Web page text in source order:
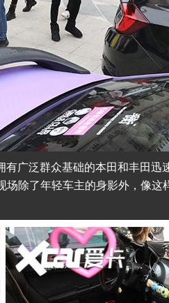
广泛群众基础的本田和丰田迅
除了年轻车主的身影外，像这